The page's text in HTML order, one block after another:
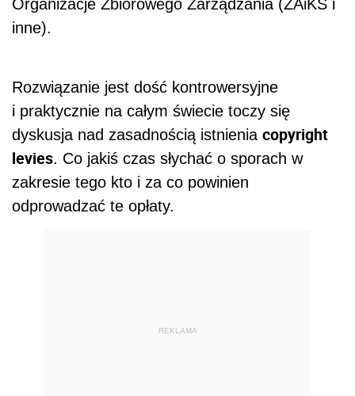
Organizacje Zbiorowego Zarządzania (ZAiKS i
inne).
Rozwiązanie jest dość kontrowersyjne
i praktycznie na całym świecie toczy się
dyskusja nad zasadnością istnienia copyright
levies. Co jakiś czas słychać o sporach w
zakresie tego kto i za co powinien
odprowadzać te opłaty.
REKLAMA